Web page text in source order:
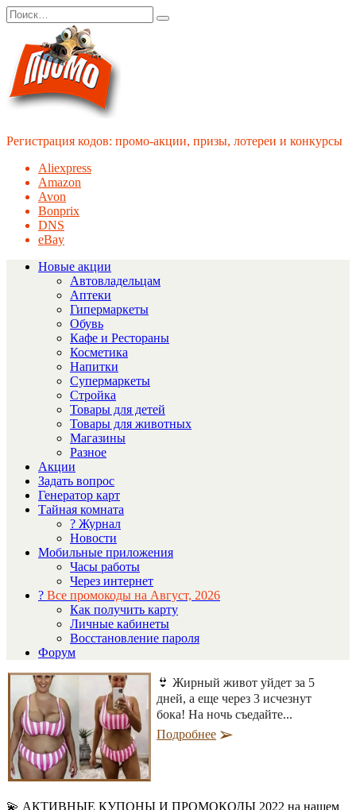
Перейти
к
содержанию
Search
for:
Регистрация кодов: промо-акции, призы, лотереи и конкурсы
Aliexpress
Amazon
Avon
Bonprix
DNS
eBay
Новые акции
Автовладельцам
Аптеки
Гипермаркеты
Обувь
Кафе и Рестораны
Косметика
Напитки
Супермаркеты
Стройка
Товары для детей
Товары для животных
Магазины
Разное
Акции
Задать вопрос
Генератор карт
Тайная комната
? Журнал
Новости
Мобильные приложения
Часы работы
Через интернет
? Все промокоды на Август, 2026
Как получить карту
Личные кабинеты
Восстановление пароля
Форум
👙 Жирный живот уйдет за 5
дней, а еще через 3 исчезнут
бока! На ночь съедайте...
Подробнее
💫 АКТИВНЫЕ КУПОНЫ И ПРОМОКОДЫ 2022 на нашем